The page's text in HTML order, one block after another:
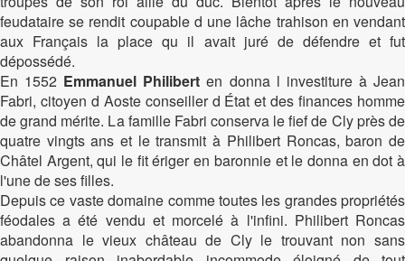
feudataire se rendit coupable d une lâche trahison en vendant
aux Français la place qu il avait juré de défendre et fut
dépossédé.
En 1552 Emmanuel Philibert en donna l investiture à Jean
Fabri, citoyen d Aoste conseiller d État et des finances homme
de grand mérite. La famille Fabri conserva le fief de Cly près de
quatre vingts ans et le transmit à Philibert Roncas, baron de
Châtel Argent, qui le fit ériger en baronnie et le donna en dot à
l'une de ses filles.
Depuis ce vaste domaine comme toutes les grandes propriétés
féodales a été vendu et morcelé à l'infini. Philibert Roncas
abandonna le vieux château de Cly le trouvant non sans